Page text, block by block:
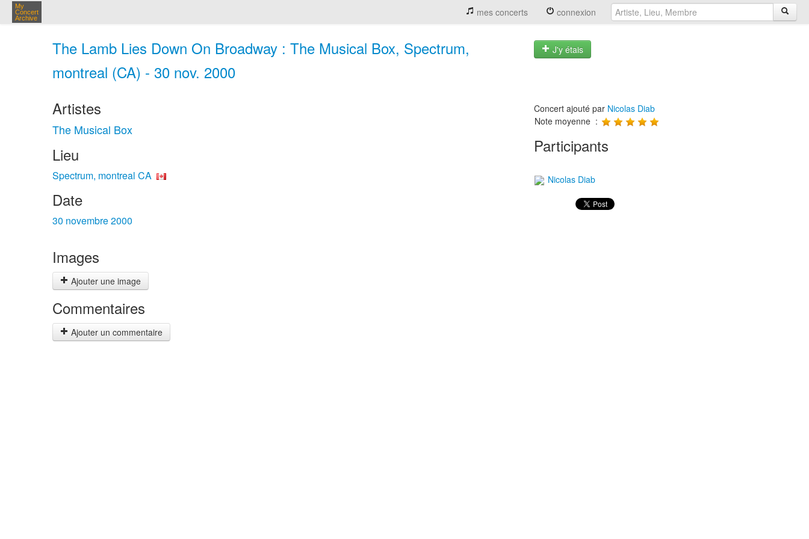
My
Concert
Archive
mes concerts connexion
The Lamb Lies Down On Broadway : The Musical Box, Spectrum,
montreal (CA) - 30 nov. 2000
J'y étais
Artistes
The Musical Box
Lieu
Spectrum, montreal CA
Date
30 novembre 2000
Images
Ajouter une image
Commentaires
Ajouter un commentaire
Concert ajouté par Nicolas Diab
Note moyenne :
Participants
Nicolas Diab